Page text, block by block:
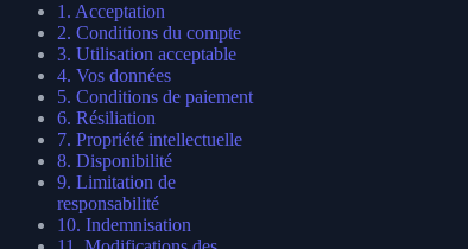
1. Acceptation
2. Conditions du compte
3. Utilisation acceptable
4. Vos données
5. Conditions de paiement
6. Résiliation
7. Propriété intellectuelle
8. Disponibilité
9. Limitation de
responsabilité
10. Indemnisation